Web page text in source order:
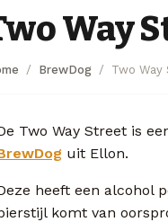
Way
BrewDog Two
Two Way Street is
uit Ellon.
heeft een alcohol
komt van